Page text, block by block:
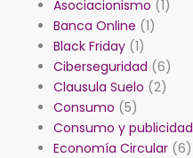
Asociacionismo (1)
Banca Online (1)
Black Friday(1)
Ciberseguridad (6)
Clausula Suelo (2)
Consumo (5)
Consumo y publicidad
Economía Circular(6)